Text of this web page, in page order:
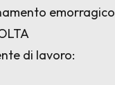
emorragico
di lavoro: